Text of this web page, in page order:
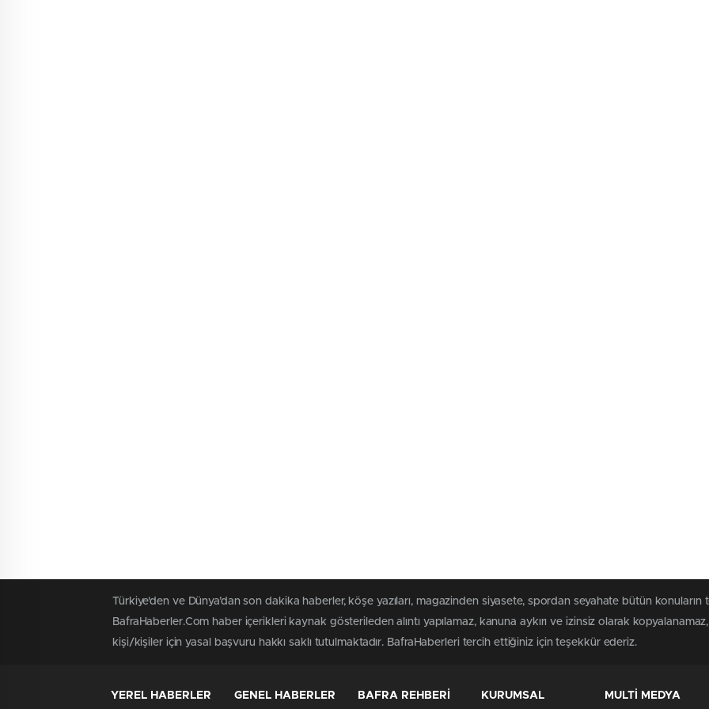
Türkiye'den ve Dünya’dan son dakika haberler, köşe yazıları, magazinden siyasete, spordan seyahate bütün konuların
BafraHaberler.Com haber içerikleri kaynak gösterileden alıntı yapılamaz, kanuna aykırı ve izinsiz olarak
kişi/kişiler için yasal başvuru hakkı saklı tutulmaktadır. BafraHaberleri tercih ettiğiniz için teşekkür ederiz.
YEREL HABERLER GENEL HABERLER BAFRA REHBERİ KURUMSAL MULTİ MEDYA